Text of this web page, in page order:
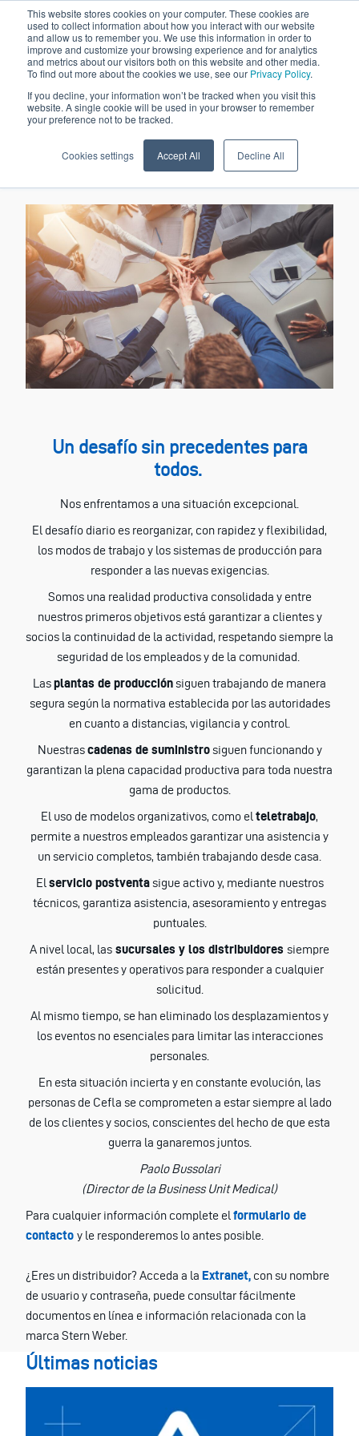
This website stores cookies on your computer. These cookies are
used to collect information about how you interact with our website
and allow us to remember you. We use this information in order to
improve and customize your browsing experience and for analytics
and metrics about our visitors both on this website and other media.
To find out more about the cookies we use, see our Privacy Policy.
If you decline, your information won’t be tracked when you visit this
website. A single cookie will be used in your browser to remember
your preference not to be tracked.
Cookies settings Accept All Decline All
Un desafío sin precedentes para
todos.
Nos enfrentamos a una situación excepcional.
El desafío diario es reorganizar, con rapidez y flexibilidad,
los modos de trabajo y los sistemas de producción para
responder a las nuevas exigencias.
Somos una realidad productiva consolidada y entre
nuestros primeros objetivos está garantizar a clientes y
socios la continuidad de la actividad, respetando siempre la
seguridad de los empleados y de la comunidad.
Lasplantas de producciónsiguen trabajando de manera
segura según la normativa establecida por las autoridades
en cuanto a distancias, vigilancia y control.
Nuestras cadenas de suministro siguen funcionando y
garantizan la plena capacidad productiva para toda nuestra
gama de productos.
El uso de modelos organizativos, como el teletrabajo,
permite a nuestros empleados garantizar una asistencia y
un servicio completos, también trabajando desde casa.
El servicio postventa sigue activo y, mediante nuestros
técnicos, garantiza asistencia, asesoramiento y entregas
puntuales.
A nivel local, las sucursales y los distribuidores siempre
están presentes y operativos para responder a cualquier
solicitud.
Al mismo tiempo, se han eliminado los desplazamientos y
los eventos no esenciales para limitar las interacciones
personales.
En esta situación incierta y en constante evolución, las
personas de Cefla se comprometen a estar siempre al lado
de los clientes y socios, conscientes del hecho de que esta
guerra la ganaremos juntos.
Paolo Bussolari
(Director de la Business Unit Medical)
Para cualquier información complete el formulario de
contacto y le responderemos lo antes posible.
¿Eres un distribuidor? Acceda a la Extranet, con su nombre
de usuario y contraseña, puede consultar fácilmente
documentos en línea e información relacionada con la
marca Stern Weber.
Últimas noticias